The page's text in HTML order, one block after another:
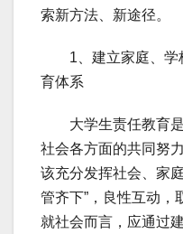
索新方法、新途径。
1、建立家庭、学
育体系
大学生责任教育是
社会各方面的共同努
该充分发挥社会、家
管齐下”，良性互动，
就社会而言，应通过